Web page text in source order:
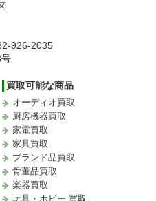
926-2035
買取可能な商品
オーディオ買取
厨房機器買取
家電買取
家具買取
ブランド品買取
骨董品買取
楽器買取
玩具・ホビー 買取